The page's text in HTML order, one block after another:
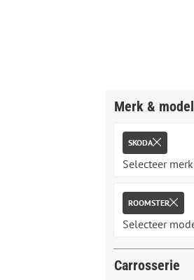
Merk & model
SKODA
ROOMSTER
Carrosserie